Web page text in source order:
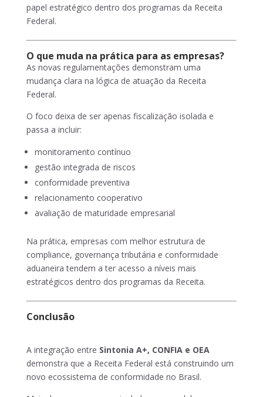
papel estratégico dentro dos programas da Receita
Federal.
O que muda na prática para as empresas?
As novas regulamentações demonstram uma
mudança clara na lógica de atuação da Receita
Federal.
O foco deixa de ser apenas fiscalização isolada e
passa a incluir:
monitoramento contínuo
gestão integrada de riscos
conformidade preventiva
relacionamento cooperativo
avaliação de maturidade empresarial
Na prática, empresas com melhor estrutura de
compliance, governança tributária e conformidade
aduaneira tendem a ter acesso a níveis mais
estratégicos dentro dos programas da Receita.
Conclusão
A integração entre Sintonia A+, CONFIA e OEA
demonstra que a Receita Federal está construindo um
novo ecossistema de conformidade no Brasil.